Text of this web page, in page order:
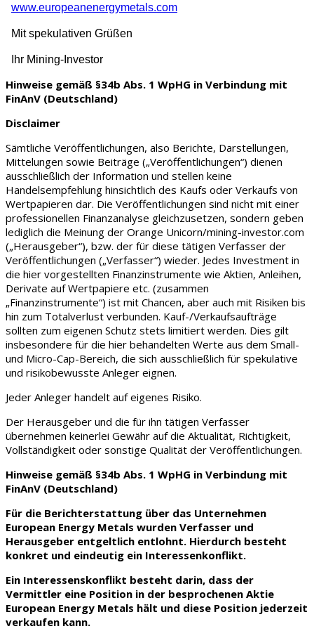
www.europeanenergymetals.com
Mit spekulativen Grüßen
Ihr Mining-Investor
Hinweise gemäß §34b Abs. 1 WpHG in Verbindung mit
FinAnV (Deutschland)
Disclaimer
Sämtliche Veröffentlichungen, also Berichte, Darstellungen,
Mittelungen sowie Beiträge („Veröffentlichungen“) dienen
ausschließlich der Information und stellen keine
Handelsempfehlung hinsichtlich des Kaufs oder Verkaufs von
Wertpapieren dar. Die Veröffentlichungen sind nicht mit einer
professionellen Finanzanalyse gleichzusetzen, sondern geben
lediglich die Meinung der Orange Unicorn/mining-investor.com
(„Herausgeber“), bzw. der für diese tätigen Verfasser der
Veröffentlichungen („Verfasser“) wieder. Jedes Investment in
die hier vorgestellten Finanzinstrumente wie Aktien, Anleihen,
Derivate auf Wertpapiere etc. (zusammen
„Finanzinstrumente“) ist mit Chancen, aber auch mit Risiken bis
hin zum Totalverlust verbunden. Kauf-/Verkaufsaufträge
sollten zum eigenen Schutz stets limitiert werden. Dies gilt
insbesondere für die hier behandelten Werte aus dem Small-
und Micro-Cap-Bereich, die sich ausschließlich für spekulative
und risikobewusste Anleger eignen.
Jeder Anleger handelt auf eigenes Risiko.
Der Herausgeber und die für ihn tätigen Verfasser
übernehmen keinerlei Gewähr auf die Aktualität, Richtigkeit,
Vollständigkeit oder sonstige Qualität der Veröffentlichungen.
Hinweise gemäß §34b Abs. 1 WpHG in Verbindung mit
FinAnV (Deutschland)
Für die Berichterstattung über das Unternehmen
European Energy Metals wurden Verfasser und
Herausgeber entgeltlich entlohnt. Hierdurch besteht
konkret und eindeutig ein Interessenkonflikt.
Ein Interessenskonflikt besteht darin, dass der
Vermittler eine Position in der besprochenen Aktie
European Energy Metals hält und diese Position jederzeit
verkaufen kann.